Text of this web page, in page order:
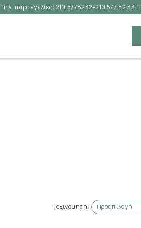
Τηλ. παραγγελίες:210 5778232-210 577 82 33
Ταξινόμηση: